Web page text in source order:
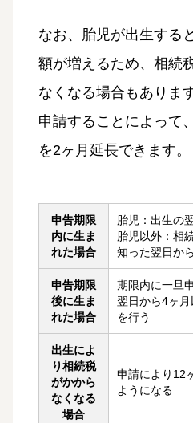
なお、胎児が出生する
額が増えるため、相続
なくなる場合もありま
申請することによって
を2ヶ月延長できます。
申告期限
内に生ま
れた場合
胎児：出生の
胎児以外：相
知った翌日か
申告期限
後に生ま
れた場合
期限内に一旦
翌日から4ヶ
を行う
出生によ
り相続税
がかから
なくなる
場合
申請により12
ようになる